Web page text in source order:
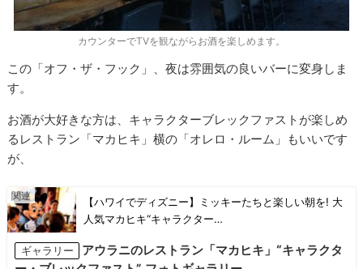
カウンターでTVを観ながらお酒を楽しめます。
この「オフ・ザ・フック」、夜は雰囲気の良いバーに変身しま
す。
お酒が大好きな方は、キャラクターブレックファストが楽しめ
るレストラン「マカヒキ」横の「オレロ・ルーム」もいいです
が、
【ハワイでディズニー】ミッキーたちと楽しい朝を! 大
人気マカヒキ“キャラクター…
ギャラリー
アウラニのレストラン「マカヒキ」“キャラクタ